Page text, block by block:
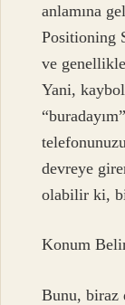
anlamına
Positioning
ve
Yani,
devreye
olabilir ki,
Konum
Bunu, biraz